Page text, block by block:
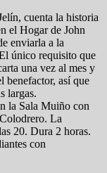
cuenta la historia
el Hogar de John
enviarla a la
único requisito que
una vez al mes y
benefactor, así que
largas.
la Sala Muiño con
La
20. Dura 2 horas.
con